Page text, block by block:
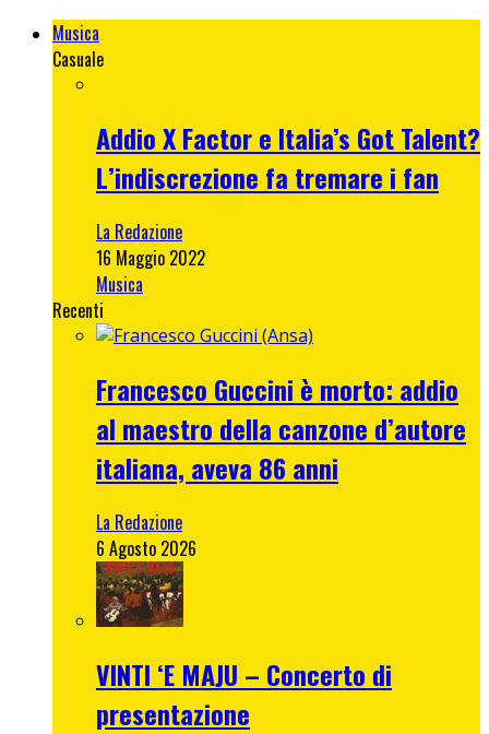
Musica
Casuale
Addio X Factor e Italia’s Got Talent?
L’indiscrezione fa tremare i fan
La Redazione
16 Maggio 2022
Musica
Recenti
Francesco Guccini è morto: addio
al maestro della canzone d’autore
italiana, aveva 86 anni
La Redazione
6 Agosto 2026
VINTI ‘E MAJU – Concerto di
presentazione